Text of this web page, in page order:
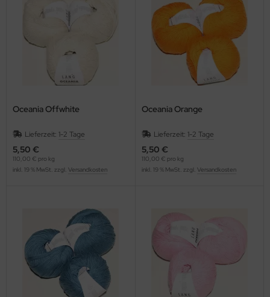
Oceania Offwhite
Lieferzeit: 1-2 Tage
5,50 €
110,00 € pro kg
inkl. 19 % MwSt. zzgl. Versandkosten
Oceania Orange
Lieferzeit: 1-2 Tage
5,50 €
110,00 € pro kg
inkl. 19 % MwSt. zzgl. Versandkosten